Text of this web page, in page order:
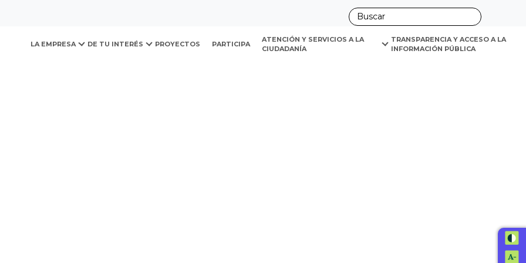
LA EMPRESA DE TU INTERÉS PROYECTOS PARTICIPA
ATENCIÓN Y SERVICIOS A LA
CIUDADANÍA
TRANSPARENCIA Y ACCESO A LA
INFORMACIÓN PÚBLICA